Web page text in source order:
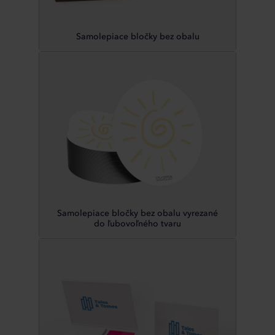
Samolepiace bločky bez obalu
Samolepiace bločky bez obalu vyrezané
do ľubovoľného tvaru